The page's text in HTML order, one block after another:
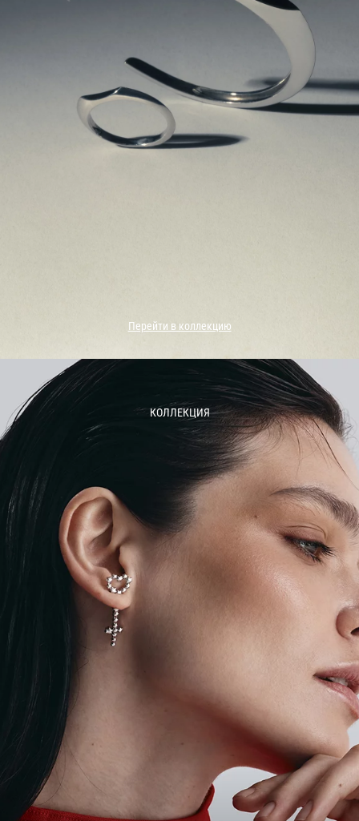
Перейти в коллекцию
КОЛЛЕКЦИЯ